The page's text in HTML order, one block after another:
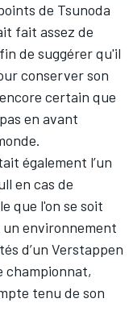
de Tsunoda
fait assez de
de suggérer qu'il
conserver son
certain que
en avant
également l’un
en cas de
que l'on se soit
environnement
d’un Verstappen
championnat,
tenu de son